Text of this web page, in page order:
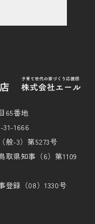
65番地
1666
-3）第5273号
県知事（6）第1109
録（08）1330号